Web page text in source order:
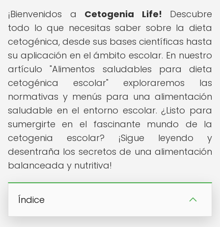
¡Bienvenidos a Cetogenia Life! Descubre
todo lo que necesitas saber sobre la dieta
cetogénica, desde sus bases científicas hasta
su aplicación en el ámbito escolar. En nuestro
artículo "Alimentos saludables para dieta
cetogénica escolar" exploraremos las
normativas y menús para una alimentación
saludable en el entorno escolar. ¿Listo para
sumergirte en el fascinante mundo de la
cetogenia escolar? ¡Sigue leyendo y
desentraña los secretos de una alimentación
balanceada y nutritiva!
Índice